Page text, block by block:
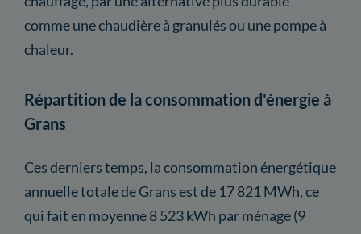
comme une chaudière à granulés ou une pompe à
chaleur.
Répartition de la consommation d'énergie à
Grans
Ces derniers temps, la consommation énergétique
annuelle totale de Grans est de 17 821 MWh, ce
qui fait en moyenne 8 523 kWh par ménage (9